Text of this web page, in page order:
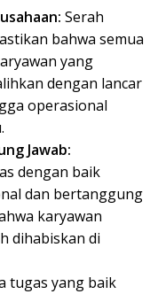
Serah
bahwa semua
yang
dengan lancar
operasional
Jawab:
dengan baik
dan bertanggung
karyawan
dihabiskan di
tugas yang baik